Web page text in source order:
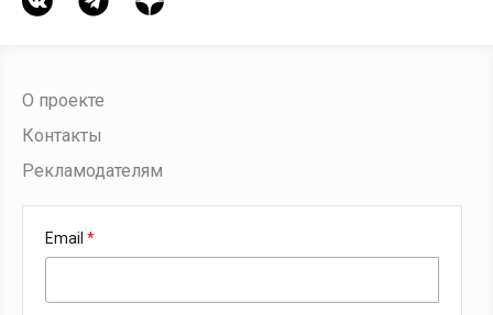
О проекте
Контакты
Рекламодателям
Email